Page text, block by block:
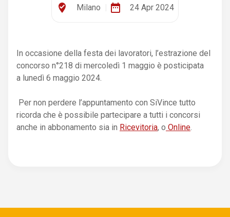
where_to_vote Milano date_range 24 Apr 2024
In occasione della festa dei lavoratori, l’estrazione del
concorso n°218 di mercoledì 1 maggio è posticipata
a lunedì 6 maggio 2024. ​
​Per non perdere l’appuntamento con SiVince tutto
ricorda che è possibile partecipare a tutti i concorsi
anche in abbonamento sia in Ricevitoria, o Online